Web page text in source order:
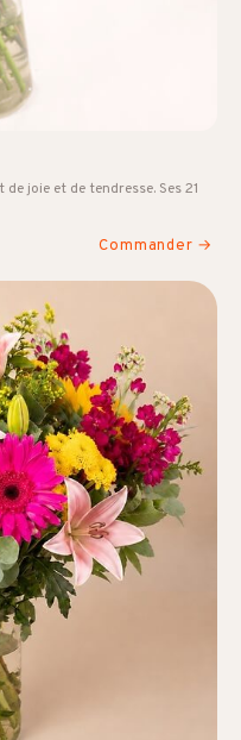
joie et de tendresse. Ses 21
Commander →